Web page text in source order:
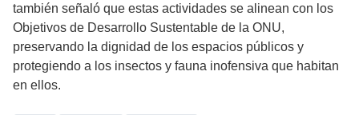
también señaló que estas actividades se alinean con los
Objetivos de Desarrollo Sustentable de la ONU,
preservando la dignidad de los espacios públicos y
protegiendo a los insectos y fauna inofensiva que habitan
en ellos.